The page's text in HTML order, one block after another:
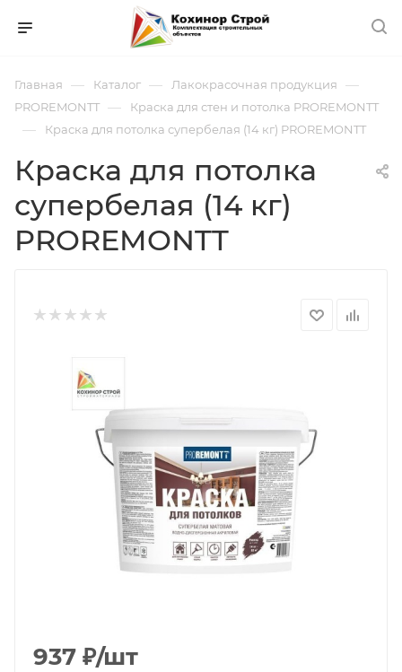
Главная — Каталог — Лакокрасочная продукция —
PROREMONTT — Краска для стен и потолка PROREMONTT
— Краска для потолка супербелая (14 кг) PROREMONTT
Краска для потолка
супербелая (14 кг)
PROREMONTT
937 ₽/шт